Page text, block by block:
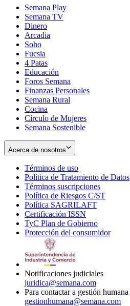
Semana Play
Semana TV
Dinero
Arcadia
Soho
in
new
window
Fucsia
in
new
window
4 Patas
Educación
Foros Semana
Finanzas Personales
Semana Rural
Cocina
Círculo de Mujeres
Semana Sostenible
Acerca de nosotros
Términos de uso
in
new
window
Política de Tratamiento de Datos
Términos suscripciones
in
Política de Riesgos C/ST
Política SAGRILAFT
new
window
Certificación ISSN
in
new
TyC Plan de Gobierno
in
Protección del consumidorOpens
Notificaciones judiciales
juridica@semana.com
Para contactar a gestión humana
gestionhumana@semana.com